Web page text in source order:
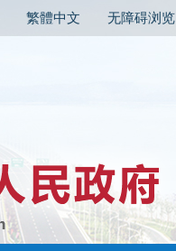
繁體中文 无障碍浏览